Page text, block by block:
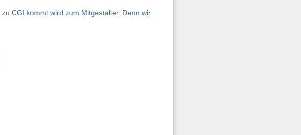
CGI kommt wird zum Mitgestalter. Denn wir